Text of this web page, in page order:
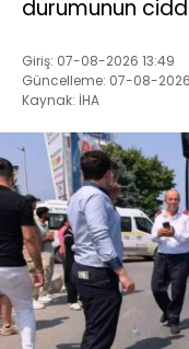
durumunun
Giriş: 07-08-2026 13:49
Güncelleme: 07-08-2026
Kaynak: İHA